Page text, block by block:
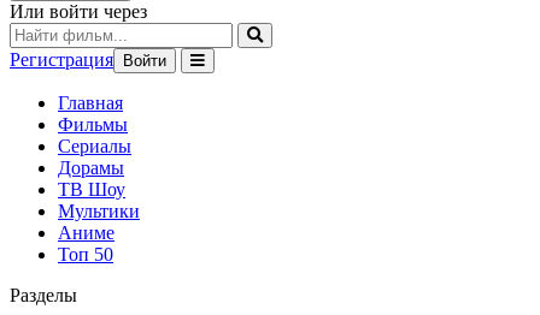
Или войти через
Регистрация Войти
Главная
Фильмы
Сериалы
Дорамы
ТВ Шоу
Мультики
Аниме
Топ 50
Разделы